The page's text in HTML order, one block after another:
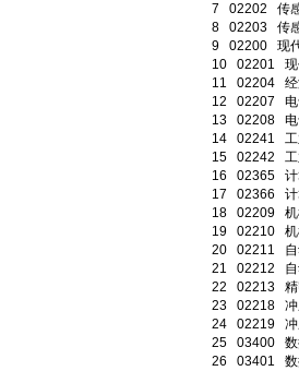
7
02202 传
8
02203 传
9
02200 现
10
02201
11
02204
12
02207
13
02208
14
02241
15
02242
16
02365
17
02366
18
02209
19
02210
20
02211
21
02212
22
02213
23
02218
24
02219
25
03400
26
03401